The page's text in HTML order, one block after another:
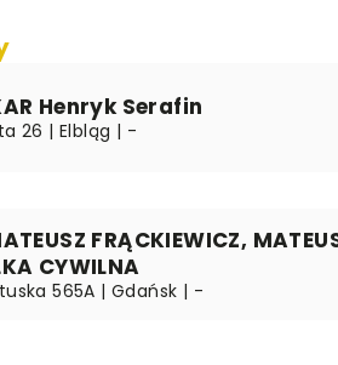
Henryk Serafin
26 | Elbląg | -
FRĄCKIEWICZ,
CYWILNA
565A | Gdańsk | -